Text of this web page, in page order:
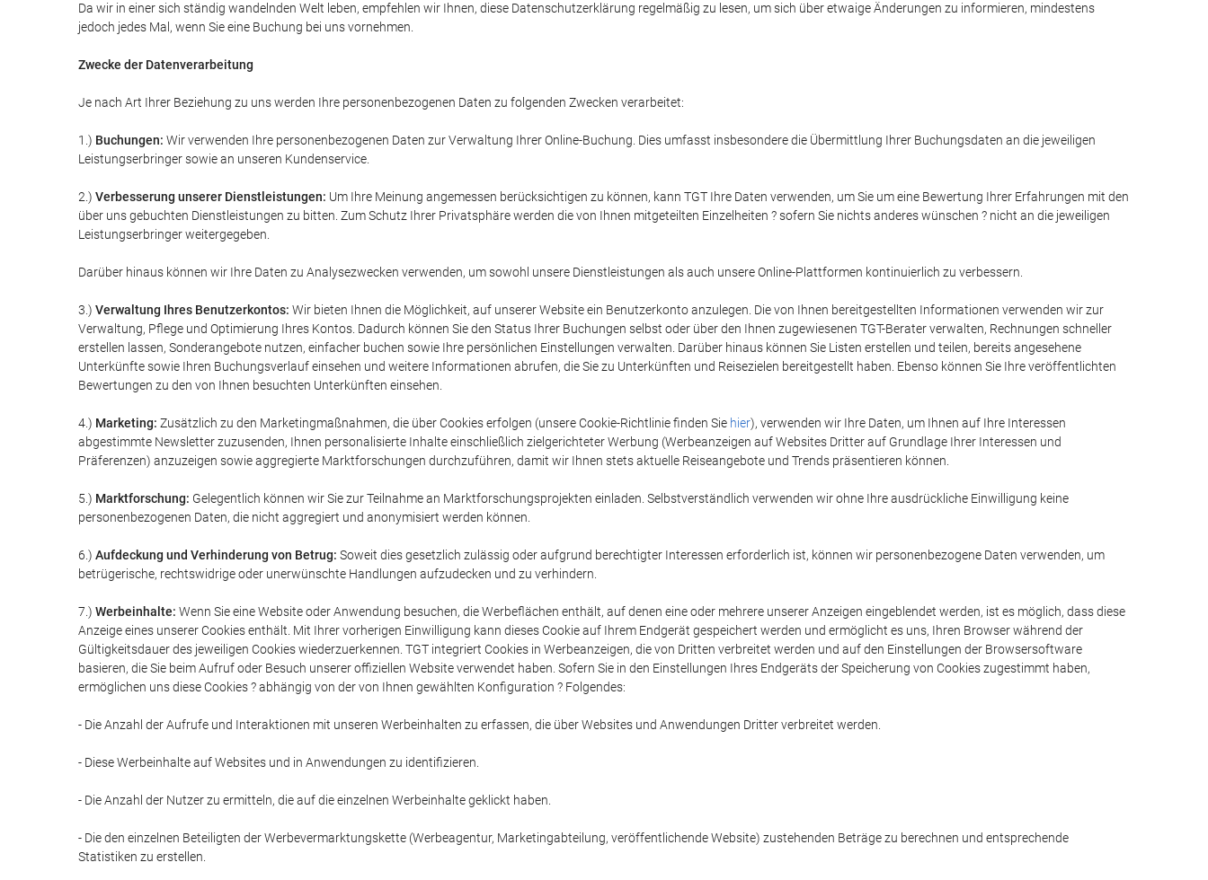
Da wir in einer sich ständig wandelnden Welt leben, empfehlen wir Ihnen, diese Datenschutzerklärung regelmäßig zu lesen, um sich über etwaige Änderungen zu informieren, mindestens
jedoch jedes Mal, wenn Sie eine Buchung bei uns vornehmen.
Zwecke der Datenverarbeitung
Je nach Art Ihrer Beziehung zu uns werden Ihre personenbezogenen Daten zu folgenden Zwecken verarbeitet:
1.) Buchungen: Wir verwenden Ihre personenbezogenen Daten zur Verwaltung Ihrer Online-Buchung. Dies umfasst insbesondere die Übermittlung Ihrer Buchungsdaten an die jeweiligen
Leistungserbringer sowie an unseren Kundenservice.
2.) Verbesserung unserer Dienstleistungen: Um Ihre Meinung angemessen berücksichtigen zu können, kann TGT Ihre Daten verwenden, um Sie um eine Bewertung Ihrer Erfahrungen mit den
über uns gebuchten Dienstleistungen zu bitten. Zum Schutz Ihrer Privatsphäre werden die von Ihnen mitgeteilten Einzelheiten ? sofern Sie nichts anderes wünschen ? nicht an die jeweiligen
Leistungserbringer weitergegeben.
Darüber hinaus können wir Ihre Daten zu Analysezwecken verwenden, um sowohl unsere Dienstleistungen als auch unsere Online-Plattformen kontinuierlich zu verbessern.
3.) Verwaltung Ihres Benutzerkontos: Wir bieten Ihnen die Möglichkeit, auf unserer Website ein Benutzerkonto anzulegen. Die von Ihnen bereitgestellten Informationen verwenden wir zur
Verwaltung, Pflege und Optimierung Ihres Kontos. Dadurch können Sie den Status Ihrer Buchungen selbst oder über den Ihnen zugewiesenen TGT-Berater verwalten, Rechnungen schneller
erstellen lassen, Sonderangebote nutzen, einfacher buchen sowie Ihre persönlichen Einstellungen verwalten. Darüber hinaus können Sie Listen erstellen und teilen, bereits angesehene
Unterkünfte sowie Ihren Buchungsverlauf einsehen und weitere Informationen abrufen, die Sie zu Unterkünften und Reisezielen bereitgestellt haben. Ebenso können Sie Ihre veröffentlichten
Bewertungen zu den von Ihnen besuchten Unterkünften einsehen.
4.) Marketing: Zusätzlich zu den Marketingmaßnahmen, die über Cookies erfolgen (unsere Cookie-Richtlinie finden Sie hier), verwenden wir Ihre Daten, um Ihnen auf Ihre Interessen
abgestimmte Newsletter zuzusenden, Ihnen personalisierte Inhalte einschließlich zielgerichteter Werbung (Werbeanzeigen auf Websites Dritter auf Grundlage Ihrer Interessen und
Präferenzen) anzuzeigen sowie aggregierte Marktforschungen durchzuführen, damit wir Ihnen stets aktuelle Reiseangebote und Trends präsentieren können.
5.) Marktforschung: Gelegentlich können wir Sie zur Teilnahme an Marktforschungsprojekten einladen. Selbstverständlich verwenden wir ohne Ihre ausdrückliche Einwilligung keine
personenbezogenen Daten, die nicht aggregiert und anonymisiert werden können.
6.) Aufdeckung und Verhinderung von Betrug: Soweit dies gesetzlich zulässig oder aufgrund berechtigter Interessen erforderlich ist, können wir personenbezogene Daten verwenden, um
betrügerische, rechtswidrige oder unerwünschte Handlungen aufzudecken und zu verhindern.
7.) Werbeinhalte: Wenn Sie eine Website oder Anwendung besuchen, die Werbeflächen enthält, auf denen eine oder mehrere unserer Anzeigen eingeblendet werden, ist es möglich, dass diese
Anzeige eines unserer Cookies enthält. Mit Ihrer vorherigen Einwilligung kann dieses Cookie auf Ihrem Endgerät gespeichert werden und ermöglicht es uns, Ihren Browser während der
Gültigkeitsdauer des jeweiligen Cookies wiederzuerkennen. TGT integriert Cookies in Werbeanzeigen, die von Dritten verbreitet werden und auf den Einstellungen der Browsersoftware
basieren, die Sie beim Aufruf oder Besuch unserer offiziellen Website verwendet haben. Sofern Sie in den Einstellungen Ihres Endgeräts der Speicherung von Cookies zugestimmt haben,
ermöglichen uns diese Cookies ? abhängig von der von Ihnen gewählten Konfiguration ? Folgendes:
- Die Anzahl der Aufrufe und Interaktionen mit unseren Werbeinhalten zu erfassen, die über Websites und Anwendungen Dritter verbreitet werden.
- Diese Werbeinhalte auf Websites und in Anwendungen zu identifizieren.
- Die Anzahl der Nutzer zu ermitteln, die auf die einzelnen Werbeinhalte geklickt haben.
- Die den einzelnen Beteiligten der Werbevermarktungskette (Werbeagentur, Marketingabteilung, veröffentlichende Website) zustehenden Beträge zu berechnen und entsprechende
Statistiken zu erstellen.